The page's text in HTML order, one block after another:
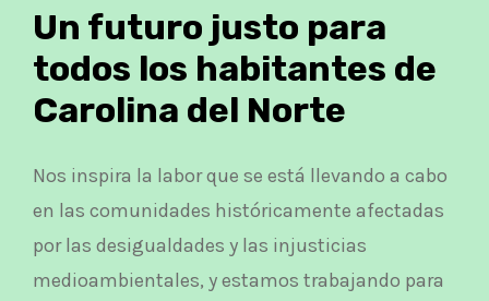
Un futuro justo para
todos los habitantes de
Carolina del Norte
Nos inspira la labor que se está llevando a cabo
en las comunidades históricamente afectadas
por las desigualdades y las injusticias
medioambientales, y estamos trabajando para